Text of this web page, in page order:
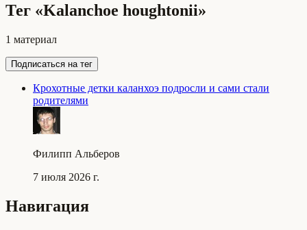
Тег «Kalanchoe houghtonii»
1 материал
Подписаться на тег
Крохотные детки каланхоэ подросли и сами стали
родителями
Филипп Альберов
7 июля 2026 г.
Навигация